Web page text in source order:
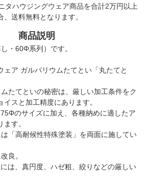
タハウジングウェア商品を合計2万円以上
送料無料となります。
商品説明
・60Φ系列）です。
ア ガルバリウムたてとい「丸たてと
たてといの秘密は、厳しい加工条件をク
イスと加工精度にあります。
のサイズに加え、各種納めに適したア
す。
「高耐候性特殊塗装」を両面に施してい
良。
は、真円度、ハゼ粗、絞りなどの厳しい